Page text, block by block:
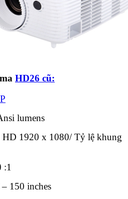
HD26 cũ:
lumens
1920 x 1080/ Tỷ lệ khung
:1
150 inches